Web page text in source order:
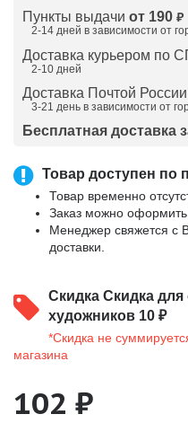
Пункты выдачи от 190 ₽
2-14 дней в зависимости от
Доставка курьером по
2-10 дней
Доставка Почтой России
3-21 день в зависимости от
Бесплатная доставка
Товар доступен по
Товар временно
Заказ можно оформить
Менеджер свяжется с
доставки.
Скидка Скидка
художников 10 ₽
*Скидка не
магазина
102 ₽